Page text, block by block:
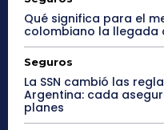
Qué significa para el
colombiano la llegada
Seguros
La SSN cambió las
Argentina: cada
planes